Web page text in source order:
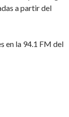
a partir del
en la 94.1 FM del
del Fuego»